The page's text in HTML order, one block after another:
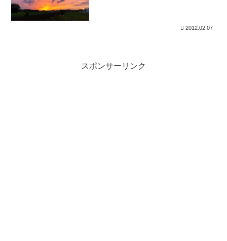
2012.02.07
スポンサーリンク